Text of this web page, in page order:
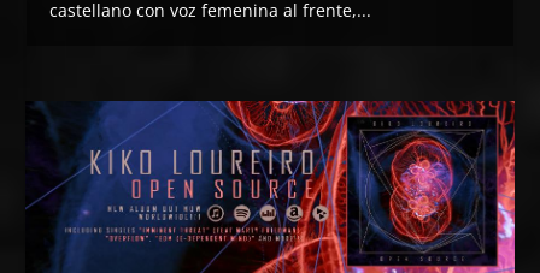
castellano con voz femenina al frente,...